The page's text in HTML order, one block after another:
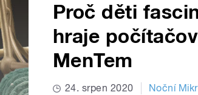
Proč děti
hraje
MenTem
24. srpen 2020 Noční